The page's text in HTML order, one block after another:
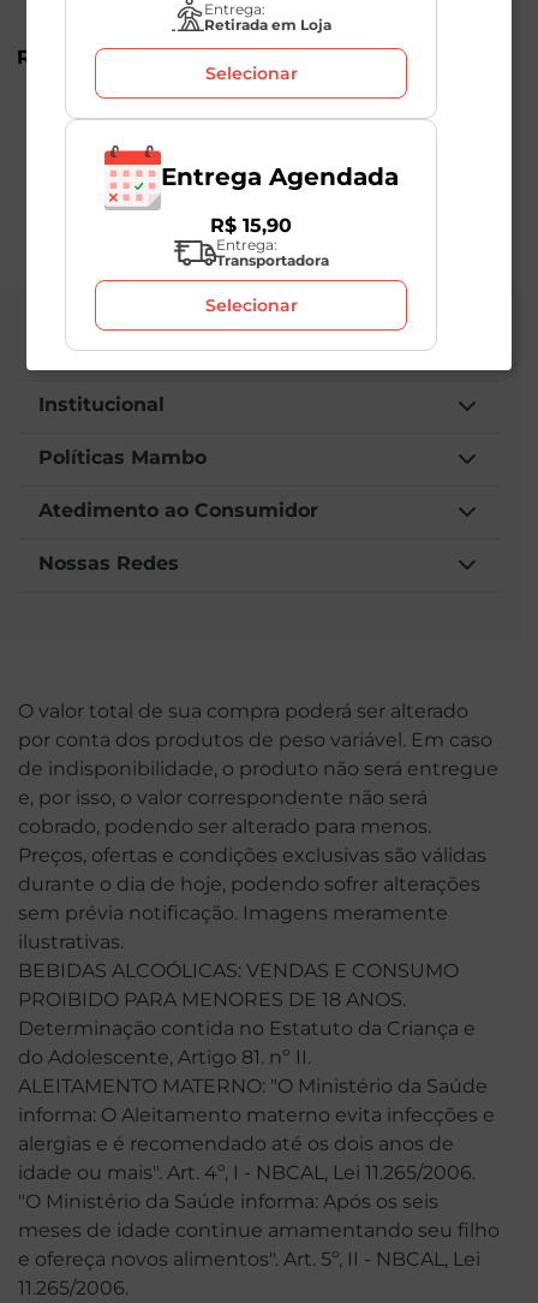
R$ 98
Central de Atendimento
Institucional
Políticas Mambo
Atedimento ao Consumidor
Nossas Redes
O valor total de sua compra poderá ser alterado
por conta dos produtos de peso variável. Em caso
de indisponibilidade, o produto não será entregue
e, por isso, o valor correspondente não será
cobrado, podendo ser alterado para menos.
Preços, ofertas e condições exclusivas são válidas
durante o dia de hoje, podendo sofrer alterações
sem prévia notificação. Imagens meramente
ilustrativas.
BEBIDAS ALCOÓLICAS: VENDAS E CONSUMO
PROIBIDO PARA MENORES DE 18 ANOS.
Determinação contida no Estatuto da Criança e
do Adolescente, Artigo 81. nº II.
ALEITAMENTO MATERNO: "O Ministério da Saúde
informa: O Aleitamento materno evita infecções e
alergias e é recomendado até os dois anos de
idade ou mais". Art. 4º, I - NBCAL, Lei 11.265/2006.
"O Ministério da Saúde informa: Após os seis
meses de idade continue amamentando seu filho
e ofereça novos alimentos". Art. 5º, II - NBCAL, Lei
11.265/2006.
Entrega:
Retirada em Loja
Selecionar
Entrega Agendada
R$ 15,90
Entrega:
Transportadora
Selecionar